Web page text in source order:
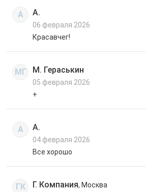
А А.
06 февраля 2026
Красавчег!
МГ М. Гераськин
05 февраля 2026
+
А А.
04 февраля 2026
Все хорошо
ГК Г. Компания, Москва